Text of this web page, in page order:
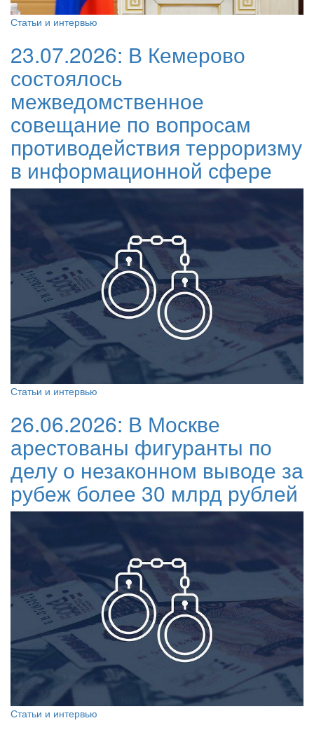
Статьи и интервью
23.07.2026: В Кемерово
состоялось
межведомственное
совещание по вопросам
противодействия терроризму
в информационной сфере
Статьи и интервью
26.06.2026: В Москве
арестованы фигуранты по
делу о незаконном выводе за
рубеж более 30 млрд рублей
Статьи и интервью